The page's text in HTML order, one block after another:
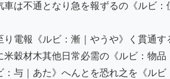
は不通となり急を報ずるの《ルビ
電報《ルビ：漸｜やうや》く貫通す
穀材木其他日常必需の《ルビ：物品
与｜あた》へんとを恐れ之を《ルビ